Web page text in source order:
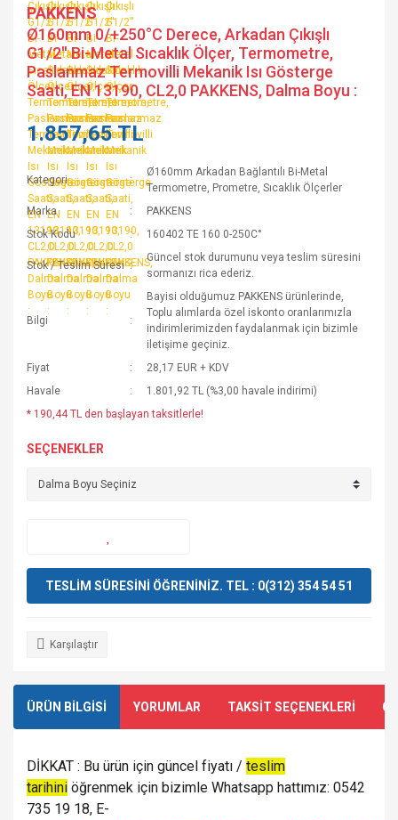
PAKKENS
Ø160mm 0/+250°C Derece, Arkadan Çıkışlı
G1/2'' Bi-Metal Sıcaklık Ölçer, Termometre,
Paslanmaz Termovilli Mekanik Isı Gösterge
Saati, EN 13190, CL2,0 PAKKENS, Dalma Boyu :
1.857,65 TL
Kategori
Ø160mm Arkadan Bağlantılı Bi-Metal
Termometre, Prometre, Sıcaklık Ölçerler
Marka
PAKKENS
Stok Kodu
160402 TE 160 0-250C°
Stok / Teslim Süresi
Güncel stok durumunu veya teslim süresini
sormanızı rica ederiz.
Bilgi
Bayisi olduğumuz PAKKENS ürünlerinde,
Toplu alımlarda özel iskonto oranlarımızla
indirimlerimizden faydalanmak için bizimle
iletişime geçiniz.
Fiyat
28,17 EUR + KDV
Havale
1.801,92 TL (%3,00 havale indirimi)
* 190,44 TL den başlayan taksitlerle!
SEÇENEKLER
TESLİM SÜRESİNİ ÖĞRENİNİZ. TEL : 0(312) 354 54 51
Karşılaştır
ÜRÜN BİLGİSİ YORUMLAR TAKSİT SEÇENEKLERİ
DİKKAT : Bu ürün için güncel fiyatı / teslim
tarihini öğrenmek için bizimle Whatsapp hattımız: 0542
735 19 18, E-